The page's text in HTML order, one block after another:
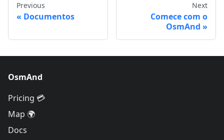
Previous
Documentos
Next
Comece com o
OsmAnd
OsmAnd
Pricing 💳
Map 🌍
Docs